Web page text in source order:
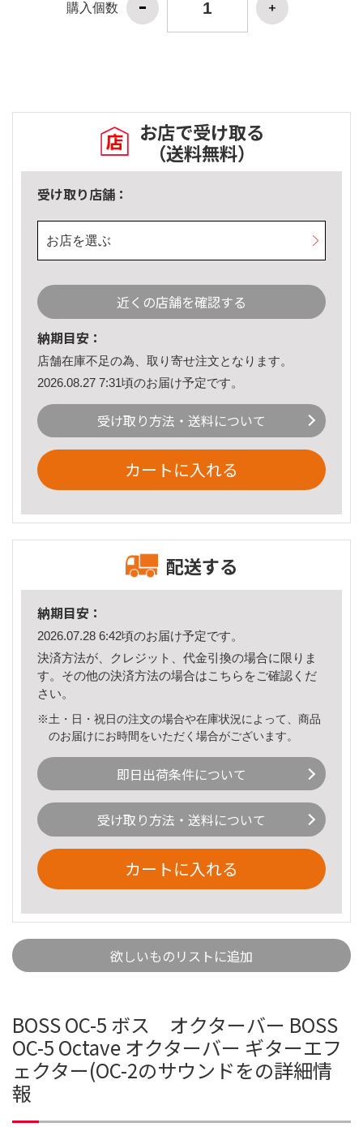
購入個数
お店で受け取る
（送料無料）
受け取り店舗：
お店を選ぶ
近くの店舗を確認する
納期目安：
店舗在庫不足の為、取り寄せ注文となります。
2026.08.27 7:31頃のお届け予定です。
受け取り方法・送料について
カートに入れる
配送する
納期目安：
2026.07.28 6:42頃のお届け予定です。
決済方法が、クレジット、代金引換の場合に限りま
す。その他の決済方法の場合はこちら をご確認くだ
さい。
※土・日・祝日の注文の場合や在庫状況によって、商品
のお届けにお時間をいただく場合がございます。
即日出荷条件について
受け取り方法・送料について
カートに入れる
欲しいものリストに追加
BOSS OC-5 ボス オクターバー BOSS
OC-5 Octave オクターバー ギターエフ
ェクター(OC-2のサウンドをの詳細情
報